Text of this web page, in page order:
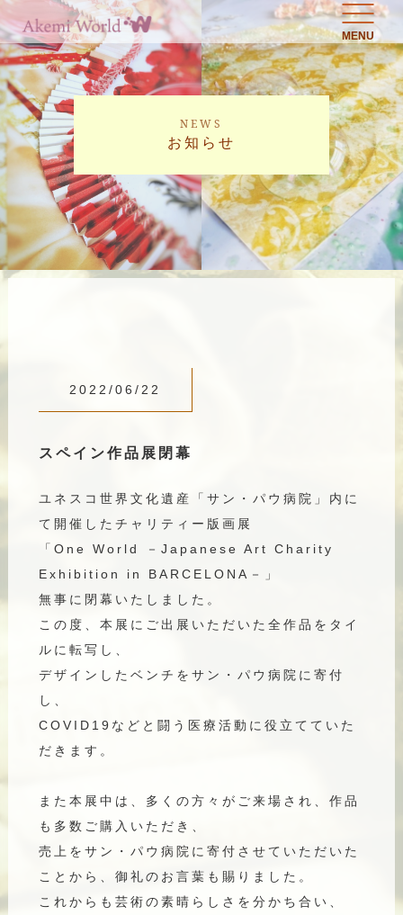
MENU
NEWS
お知らせ
2022/06/22
スペイン作品展閉幕
ユネスコ世界文化遺産「サン・パウ病院」内に
て開催したチャリティー版画展
「One World －Japanese Art Charity
Exhibition in BARCELONA－」
無事に閉幕いたしました。
この度、本展にご出展いただいた全作品をタイ
ルに転写し、
デザインしたベンチをサン・パウ病院に寄付
し、
COVID19などと闘う医療活動に役立てていた
だきます。
また本展中は、多くの方々がご来場され、作品
も多数ご購入いただき、
売上をサン・パウ病院に寄付させていただいた
ことから、御礼のお言葉も賜りました。
これからも芸術の素晴らしさを分かち合い、